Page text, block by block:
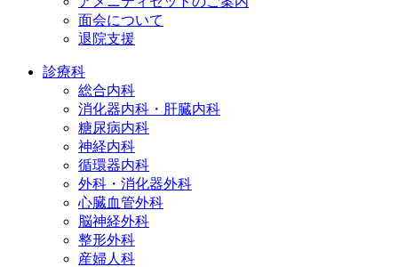
面会について
退院支援
診療科
総合内科
消化器内科・肝臓内科
糖尿病内科
神経内科
循環器内科
外科・消化器外科
心臓血管外科
脳神経外科
整形外科
産婦人科